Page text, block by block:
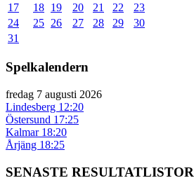
17
18 19 20 21 22
23
24
25 26 27 28 29
30
31
Spelkalendern
fredag 7 augusti 2026
Lindesberg 12:20
Östersund 17:25
Kalmar 18:20
Årjäng 18:25
SENASTE RESULTATLISTOR